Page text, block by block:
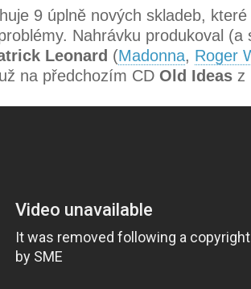
9 úplně nových skladeb,
Nahrávku produkoval (a
Leonard (Madonna, Roger
na předchozím CD Old Ideas z